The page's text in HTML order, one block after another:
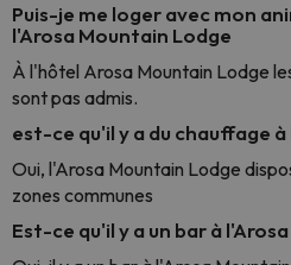
Puis-je me loger avec mon
l'Arosa Mountain Lodge
À l'hôtel Arosa Mountain Lodge
sont pas admis.
est-ce qu'il y a du chauffage
Oui, l'Arosa Mountain Lodge
zones communes
Est-ce qu'il y a un bar à